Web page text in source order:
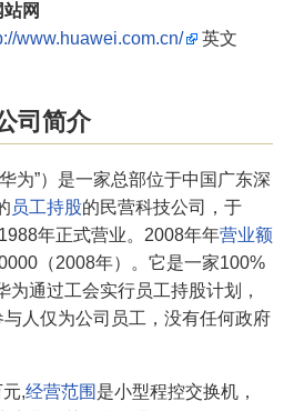
网
www.huawei.com.cn/ 英文
司简介
”）是一家总部位于中国广东深
员工持股的民营科技公司，于
年正式营业。2008年年营业额
（2008年）。它是一家100%
为通过工会实行员工持股计划，
人仅为公司员工，没有任何政府
,经营范围 是小型程控交换机，